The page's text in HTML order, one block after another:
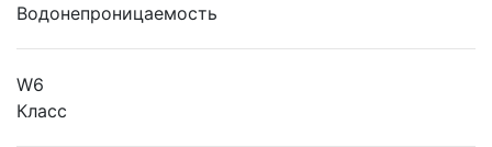
Водонепроницаемость
W6
Класс